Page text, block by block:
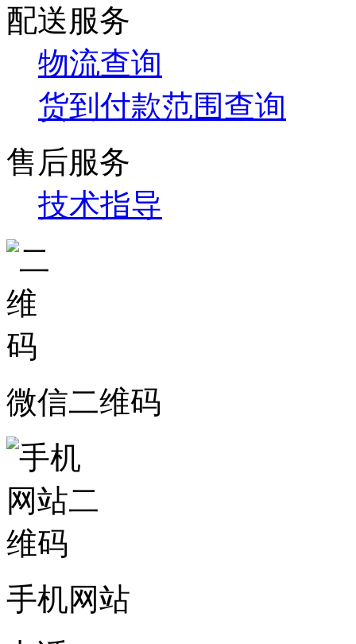
配送服务
物流查询
货到付款范围查询
售后服务
技术指导
微信二维码
手机网站